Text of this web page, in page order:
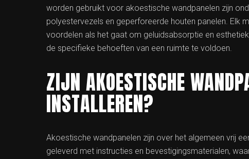
worden gebruikt voor akoestische wandpanelen zijn
polyestervezels en geperforeerde houten panelen. Elk
voordelen als het gaat om geluidsabsorptie en
de specifieke behoeften van een ruimte te voldoen.
ZIJN AKOESTISCHE
INSTALLEREN?
Akoestische wandpanelen zijn over het algemeen vrij
geleverd met instructies en bevestigingsmaterialen,